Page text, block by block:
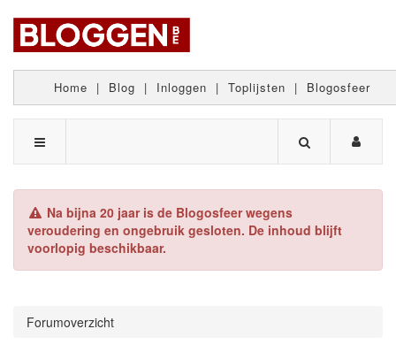
Home | Blog | Inloggen | Toplijsten | Blogosfeer
Na bijna 20 jaar is de Blogosfeer wegens
veroudering en ongebruik gesloten. De inhoud blijft
voorlopig beschikbaar.
Forumoverzicht